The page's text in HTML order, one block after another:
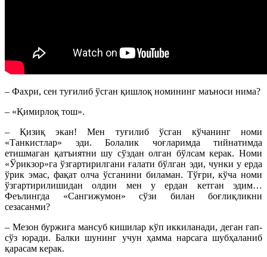
– Фахри, сен туғилиб ўсган қишлоқ номининг маъноси нима?
– «Қимирлоқ тош».
– Қизиқ экан! Мен туғилиб ўсган кўчанинг номи
«Танкистлар» эди. Болалик чоғларимда тийнатимда
етишмаган қатъиятни шу сўздан олган бўлсам керак. Номи
«Ўрикзор»га ўзгартирилгани ғалати бўлган эди, чунки у ерда
ўрик эмас, фақат олча ўсганини биламан. Тўғри, кўча номи
ўзгартирилишидан олдин мен у ердан кетган эдим…
Феълингда «Сангижумон» сўзи билан боғлиқликни
сезасанми?
– Мезон буржига мансуб кишилар кўп иккиланади, деган гап-
сўз юради. Балки шунинг учун ҳамма нарсага шубҳаланиб
қарасам керак.